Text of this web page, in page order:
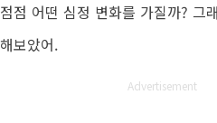
점점 어떤 심정 변화를 가질까? 그
해보았어.
Advertisement